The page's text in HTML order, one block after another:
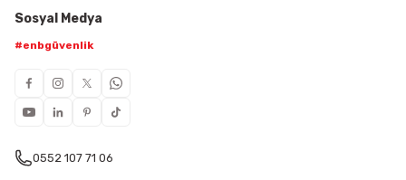
Sosyal Medya
#enbgüvenlik
0552 107 71 06